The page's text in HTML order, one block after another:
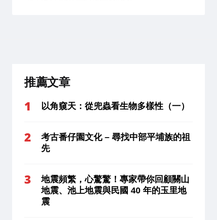
推薦文章
以角窺天：從兜蟲看生物多樣性（一）
考古番仔園文化 – 尋找中部平埔族的祖
先
地震頻繁，心驚驚！專家帶你回顧關山
地震、池上地震與民國 40 年的玉里地
震